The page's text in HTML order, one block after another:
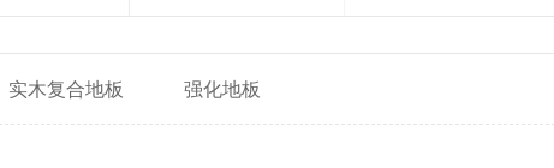
实木复合地板 强化地板